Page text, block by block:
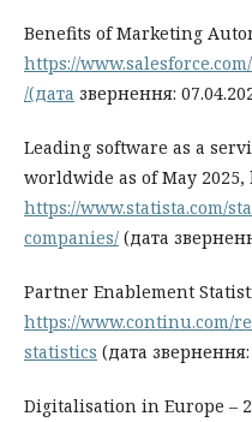
Benefits of Marketing
https://
/(дата звернення:
Leading software as a
worldwide as of May
https://www.statista.com/
companies/ (дата
Partner Enablement
https://www.continu.com/
statistics (дата звернення:
Digitalisation in Europe –